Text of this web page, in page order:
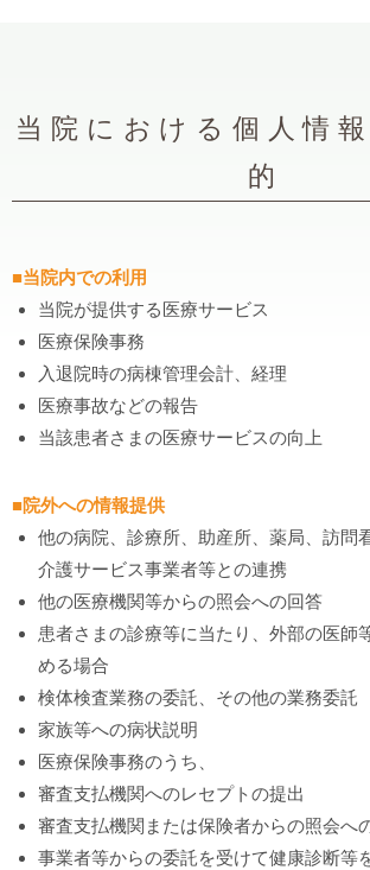
当院における個人情
的
■当院内での利用
当院が提供する医療サービス
医療保険事務
入退院時の病棟管理会計、経理
医療事故などの報告
当該患者さまの医療サービスの向上
■院外への情報提供
他の病院、診療所、助産所、薬局、訪問
介護サービス事業者等との連携
他の医療機関等からの照会への回答
患者さまの診療等に当たり、外部の医師
める場合
検体検査業務の委託、その他の業務委託
家族等への病状説明
医療保険事務のうち、
審査支払機関へのレセプトの提出
審査支払機関または保険者からの照会へ
事業者等からの委託を受けて健康診断等